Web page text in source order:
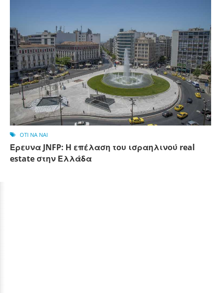
OTI NA NAI
Έρευνα JNFP: Η επέλαση του ισραηλινού real
estate στην Ελλάδα